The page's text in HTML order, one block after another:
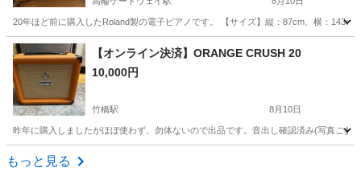
20年ほど前に購入したRoland製の電子ピアノです。 【サイズ】縦：87cm、横：
東京 港区 高輪ゲートウェイ駅
【オンライン決済】ORANGE CRUSH 20
10,000円
竹橋駅 8月10日
昨年に購入しましたがほぼ使わず、勿体ないので出品です。音出し確認済み(写真ご
東京 千代田区
もっと見る